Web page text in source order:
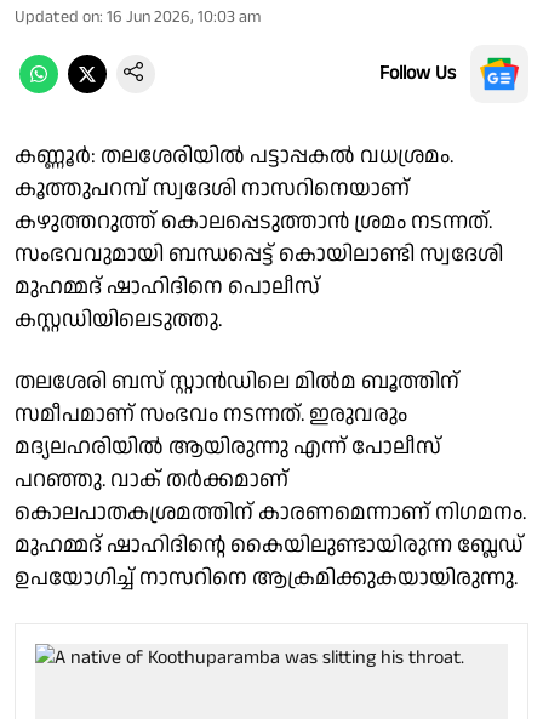
Updated on: 16 Jun 2026, 10:03 am
Follow Us
കണ്ണൂർ: തലശേരിയിൽ പട്ടാപ്പകൽ വധശ്രമം.
കൂത്തുപറമ്പ് സ്വദേശി നാസറിനെയാണ്
കഴുത്തറുത്ത് കൊലപ്പെടുത്താൻ ശ്രമം നടന്നത്.
സംഭവവുമായി ബന്ധപ്പെട്ട് കൊയിലാണ്ടി സ്വദേശി
മുഹമ്മദ് ഷാഹിദിനെ പൊലീസ്
കസ്റ്റഡിയിലെടുത്തു.
തലശേരി ബസ് സ്റ്റാൻഡിലെ മിൽമ ബൂത്തിന്
സമീപമാണ് സംഭവം നടന്നത്. ഇരുവരും
മദ്യലഹരിയിൽ ആയിരുന്നു എന്ന് പോലീസ്
പറഞ്ഞു. വാക് തർക്കമാണ്
കൊലപാതകശ്രമത്തിന് കാരണമെന്നാണ് നിഗമനം.
മുഹമ്മദ് ഷാഹിദിൻ്റെ കൈയിലുണ്ടായിരുന്ന ബ്ലേഡ്
ഉപയോഗിച്ച് നാസറിനെ ആക്രമിക്കുകയായിരുന്നു.